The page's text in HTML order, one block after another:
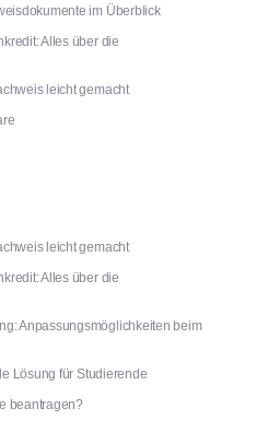
im Überblick
Alles über die
leicht gemacht
leicht gemacht
Alles über die
Anpassungsmöglichkeiten beim
Lösung für Studierende
beantragen?